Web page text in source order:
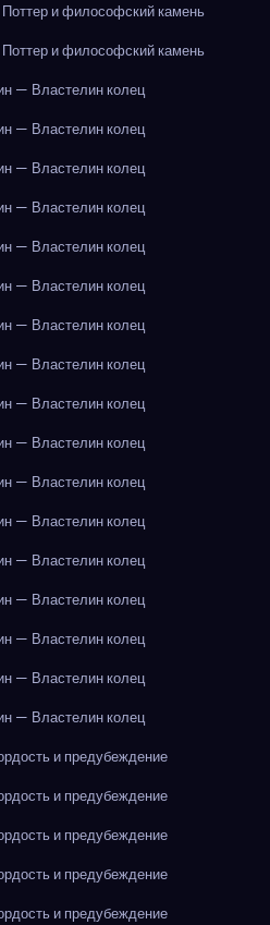
и философский камень
и философский камень
— Властелин колец
— Властелин колец
— Властелин колец
— Властелин колец
— Властелин колец
— Властелин колец
— Властелин колец
— Властелин колец
— Властелин колец
— Властелин колец
— Властелин колец
— Властелин колец
— Властелин колец
— Властелин колец
— Властелин колец
— Властелин колец
— Властелин колец
и предубеждение
и предубеждение
и предубеждение
и предубеждение
и предубеждение